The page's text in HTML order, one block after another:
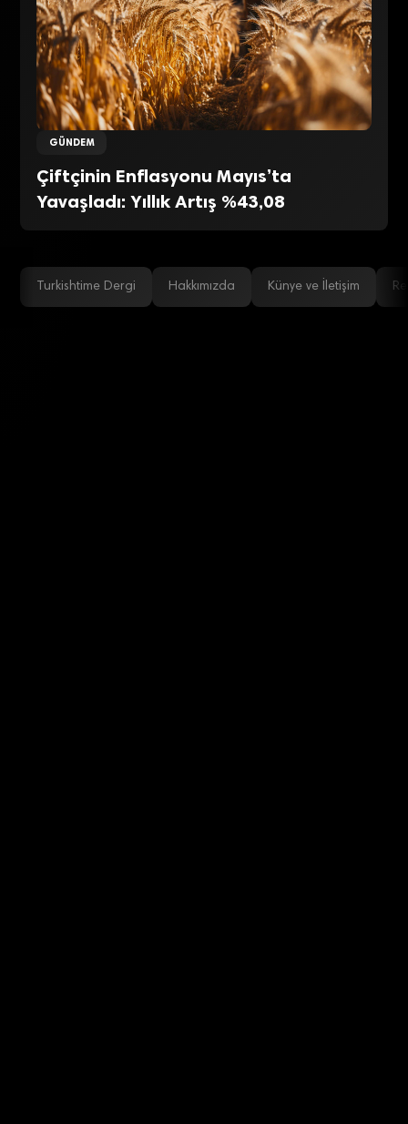
GÜNDEM
Çiftçinin Enflasyonu Mayıs’ta
Yavaşladı: Yıllık Artış %43,08
Turkishtime Dergi Hakkımızda Künye ve İletişim